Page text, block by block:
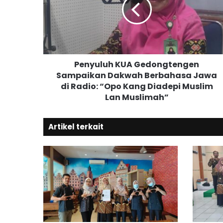
u
h
K
o
g
t
e
n
g
e
S
a
Penyuluh KUA Gedongtengen
Sampaikan Dakwah Berbahasa Jawa
di Radio: “Opo Kang Diadepi Muslim
Lan Muslimah”
Artikel terkait